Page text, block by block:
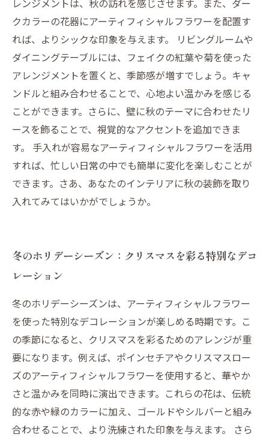
レンジメントは、秋の訪れを感じさせます。また、ダー
クカラーの花器にアーティフィシャルフラワーを配置す
れば、よりシックな印象を与えます。 リビングルームや
ダイニングテーブルには、フェイクの紅葉や菊を使った
アレンジメントを置くと、季節感が増すでしょう。キャ
ンドルと組み合わせることで、心地よい温かみを感じる
ことができます。さらに、壁に秋のテーマに合わせたリ
ースを飾ることで、視覚的なアクセントを追加できま
す。 手入れが容易なアーティフィシャルフラワーを活用
すれば、忙しい日常の中でも簡単に変化を楽しむことが
できます。さあ、あなたのインテリアに秋の装飾を取り
入れてみてはいかがでしょうか。
冬のホリデーシーズン：クリスマスを彩る特別なデコ
レーション
冬のホリデーシーズンは、アーティフィシャルフラワー
を使った特別なデコレーションが楽しめる時期です。こ
の季節になると、クリスマスを彩るためのアレンジが重
要になります。例えば、ポインセチアやクリスマスロー
ズのアーティフィシャルフラワーを使用すると、華やか
さと温かみを同時に演出できます。これらの花は、伝統
的な赤や緑のカラーに加え、ゴールドやシルバーと組み
合わせることで、より洗練された印象を与えます。 さら